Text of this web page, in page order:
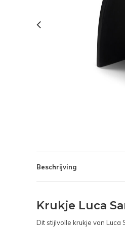
Beschrijving
Krukje Luca
Dit stijlvolle krukje van Luca